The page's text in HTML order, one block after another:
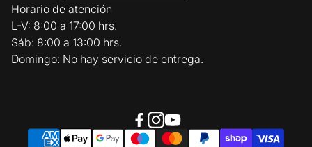
Horario de atención
L-V: 8:00 a 17:00 hrs.
Sáb: 8:00 a 13:00 hrs.
Domingo: No hay servicio de entrega.